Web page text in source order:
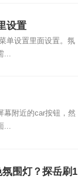
设置
单设置里面设置。氛
幕附近的car按钮，然
...
围灯？探岳刷1